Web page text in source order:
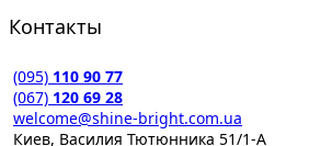
Контакты
(095) 110 90 77
(067) 120 69 28
welcome@shine-bright.com.ua
Киев, Василия Тютюнника 51/1-А